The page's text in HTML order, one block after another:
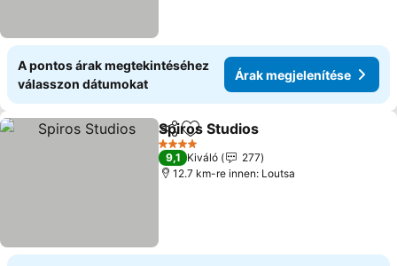
A pontos árak megtekintéséhez
válasszon dátumokat
Árak megjelenítése
Megosztás
Hozzáadás a kedvencekhez
Spiros Studios
4 Kategória
9,1 Kiváló
277
12.7 km-re innen: Loutsa